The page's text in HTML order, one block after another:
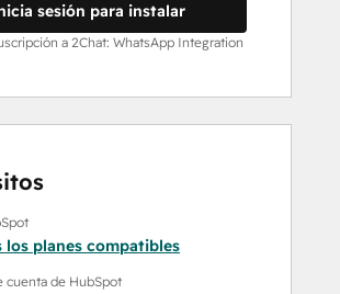
sesión para instalar
a 2Chat: WhatsApp Integration
los planes compatibles
cuenta de HubSpot